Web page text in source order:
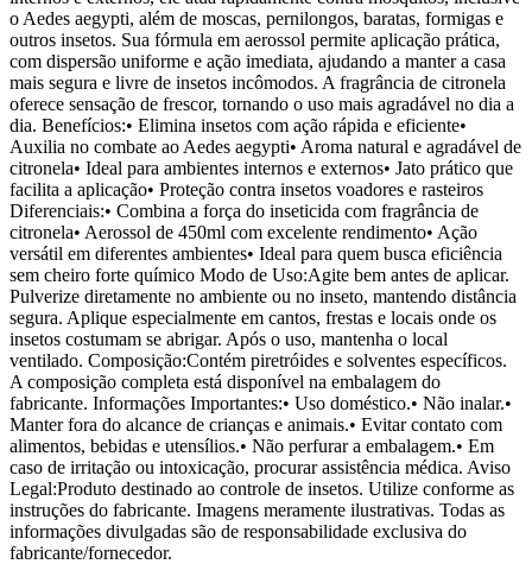
o Aedes aegypti, além de moscas, pernilongos, baratas, formigas e
outros insetos. Sua fórmula em aerossol permite aplicação prática,
com dispersão uniforme e ação imediata, ajudando a manter a casa
mais segura e livre de insetos incômodos. A fragrância de citronela
oferece sensação de frescor, tornando o uso mais agradável no dia a
dia. Benefícios:• Elimina insetos com ação rápida e eficiente•
Auxilia no combate ao Aedes aegypti• Aroma natural e agradável de
citronela• Ideal para ambientes internos e externos• Jato prático que
facilita a aplicação• Proteção contra insetos voadores e rasteiros
Diferenciais:• Combina a força do inseticida com fragrância de
citronela• Aerossol de 450ml com excelente rendimento• Ação
versátil em diferentes ambientes• Ideal para quem busca eficiência
sem cheiro forte químico Modo de Uso:Agite bem antes de aplicar.
Pulverize diretamente no ambiente ou no inseto, mantendo distância
segura. Aplique especialmente em cantos, frestas e locais onde os
insetos costumam se abrigar. Após o uso, mantenha o local
ventilado. Composição:Contém piretróides e solventes específicos.
A composição completa está disponível na embalagem do
fabricante. Informações Importantes:• Uso doméstico.• Não inalar.•
Manter fora do alcance de crianças e animais.• Evitar contato com
alimentos, bebidas e utensílios.• Não perfurar a embalagem.• Em
caso de irritação ou intoxicação, procurar assistência médica. Aviso
Legal:Produto destinado ao controle de insetos. Utilize conforme as
instruções do fabricante. Imagens meramente ilustrativas. Todas as
informações divulgadas são de responsabilidade exclusiva do
fabricante/fornecedor.